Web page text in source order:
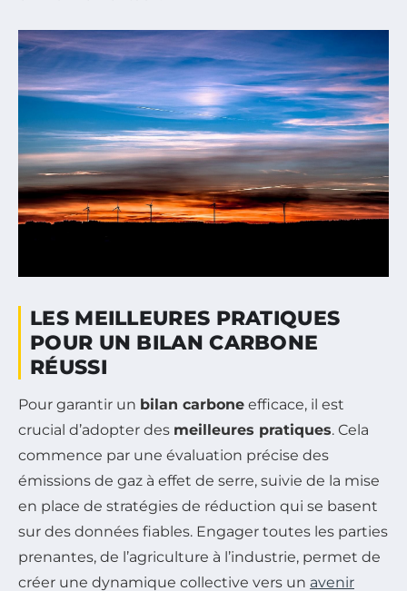
LES MEILLEURES PRATIQUES
POUR UN BILAN CARBONE
RÉUSSI
Pour garantir un bilan carbone efficace, il est
crucial d’adopter des meilleures pratiques. Cela
commence par une évaluation précise des
émissions de gaz à effet de serre, suivie de la mise
en place de stratégies de réduction qui se basent
sur des données fiables. Engager toutes les parties
prenantes, de l’agriculture à l’industrie, permet de
créer une dynamique collective vers un avenir